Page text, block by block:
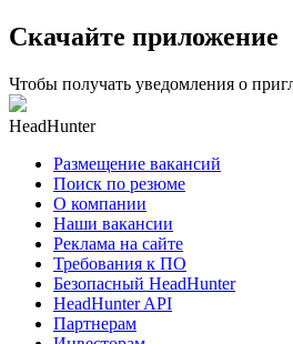
Скачайте приложение
Чтобы получать уведомления о
HeadHunter
Размещение вакансий
Поиск по резюме
О компании
Наши вакансии
Реклама на сайте
Требования к ПО
Безопасный HeadHunter
HeadHunter API
Партнерам